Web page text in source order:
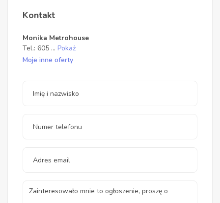
Kontakt
Monika Metrohouse
Tel.: 605 ... Pokaż
Moje inne oferty